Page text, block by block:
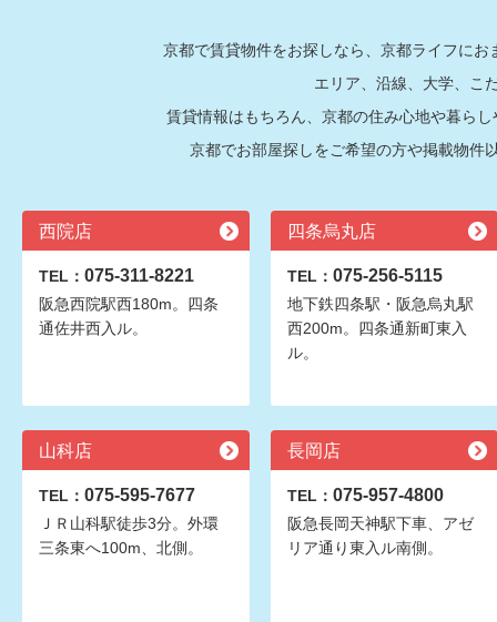
京都で賃貸物件をお探しなら、京都ライフに
エリア、沿線、大学、こ
賃貸情報はもちろん、京都の住み心地や暮ら
京都でお部屋探しをご希望の方や掲載物件
西院店
TEL： 075-311-8221
阪急西院駅西180m。四条
通佐井西入ル。
四条烏丸店
TEL： 075-256-5115
地下鉄四条駅・阪急烏丸駅
西200m。四条通新町東入
ル。
山科店
TEL： 075-595-7677
ＪＲ山科駅徒歩3分。外環
三条東へ100m、北側。
長岡店
TEL： 075-957-4800
阪急長岡天神駅下車、アゼ
リア通り東入ル南側。